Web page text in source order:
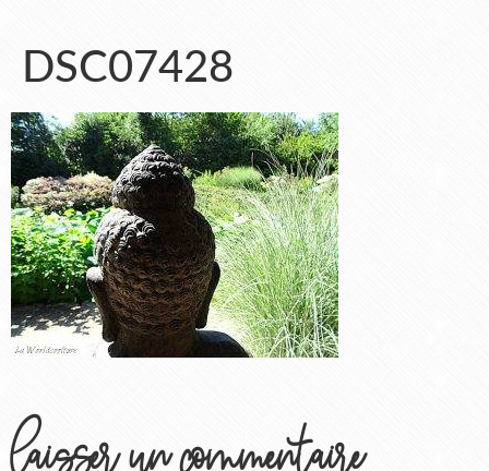
DSC07428